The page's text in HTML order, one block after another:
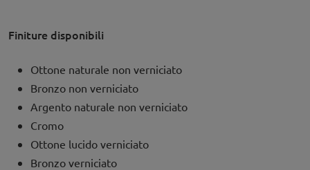
Finiture disponibili
Ottone naturale non verniciato
Bronzo non verniciato
Argento naturale non verniciato
Cromo
Ottone lucido verniciato
Bronzo verniciato